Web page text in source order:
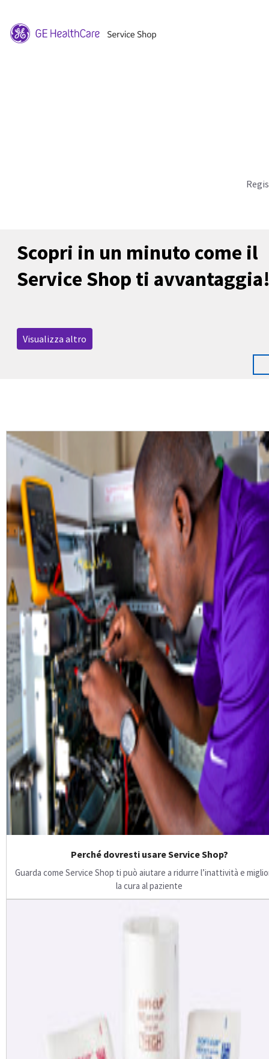
Scopri in un minuto come il
Service Shop ti
Visualizza altro
Perché dovresti usare Service Shop?
Guarda come Service Shop ti può aiutare a ridurre l’inattività e
la cura al paziente